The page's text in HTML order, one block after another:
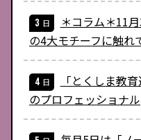
＊コラム＊11
の4大モチーフに触れ
「とくしま教
のプロフェッショナル